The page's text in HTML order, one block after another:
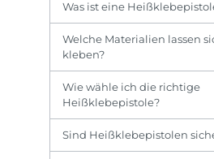
Was ist eine
Welche Materialien lassen
kleben?
Wie wähle ich die richtige
Heißklebepistole?
Sind Heißklebepistolen